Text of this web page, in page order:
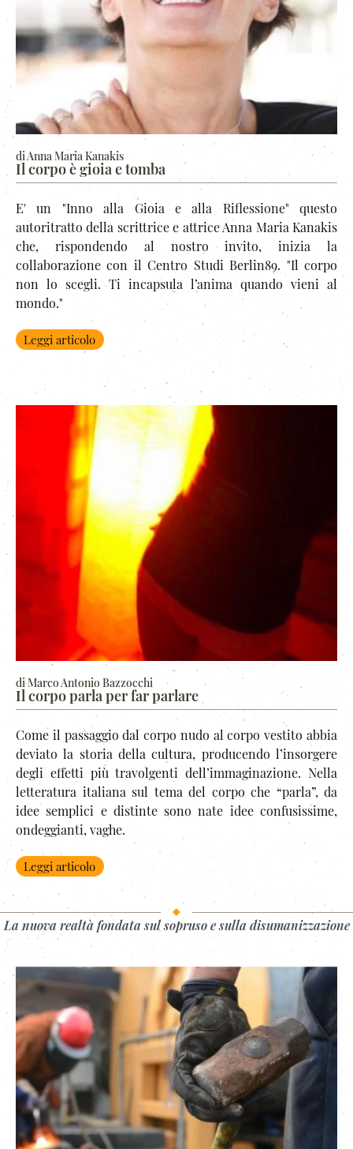
di Anna Maria Kanakis
Il corpo è gioia e tomba
E' un "Inno alla Gioia e alla Riflessione" questo
autoritratto della scrittrice e attrice Anna Maria Kanakis
che, rispondendo al nostro invito, inizia la
collaborazione con il Centro Studi Berlin89. "Il corpo
non lo scegli. Ti incapsula l’anima quando vieni al
mondo."
Leggi articolo
di Marco Antonio Bazzocchi
Il corpo parla per far parlare
Come il passaggio dal corpo nudo al corpo vestito abbia
deviato la storia della cultura, producendo l’insorgere
degli effetti più travolgenti dell’immaginazione. Nella
letteratura italiana sul tema del corpo che “parla”, da
idee semplici e distinte sono nate idee confusissime,
ondeggianti, vaghe.
Leggi articolo
La nuova realtà fondata sul sopruso e sulla disumanizzazione